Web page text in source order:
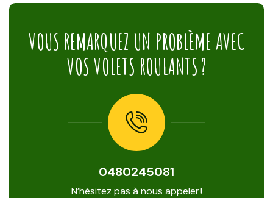
VOUS REMARQUEZ UN PROBLÈME AVEC
VOS VOLETS ROULANTS ?
0480245081
N’hésitez pas à nous appeler !